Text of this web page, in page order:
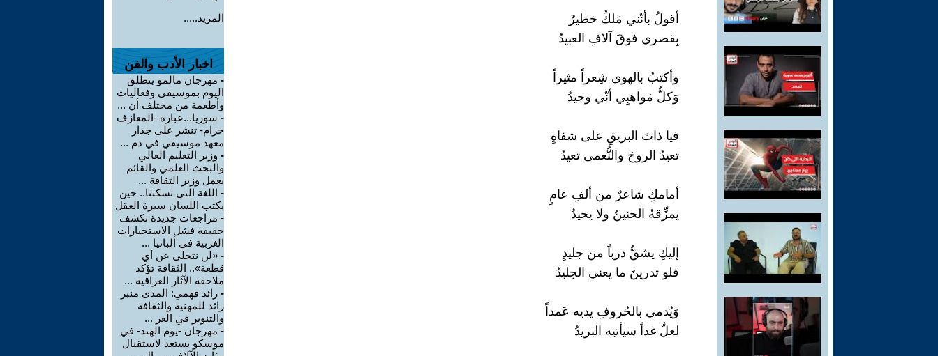
أقولُ بأنّني مَلكٌ خطيرٌ
بِقصري فوقَ آلافِ العبيدُ
وأكتبُ بالهوى شِعراً مثيراً
وَكلُّ مَواهبِي أنّي وحيدُ
فيا ذاتَ البريقِ على شفاهٍ
تعيدُ الروحَ والنُّعمى تعيدُ
أمامكِ شاعرٌ من ألفِ عامٍ
يمزِّقهُ الحنينُ ولا يحيدُ
إليكِ يشقُّ درباً من جليدٍ
فلو تدرينَ ما يعني الجليدُ
وَيُدمي بالحُروفِ يديه عَمداً
لعلَّ غداً سيأتيه البريدُ
المزيد.....
اخبار الأدب والفن
- مهرجان مالمو ينطلق
اليوم بموسيقى وفعاليات
وأطعمة من مختلف أن ...
- سوريا...عبارة -المعازف
حرام- تنشر على جدار
معهد موسيقي في دم ...
- وزير التعليم العالي
والبحث العلمي والقائم
بعمل وزير الثقافة ...
- اللغة التي تسكننا.. حين
يكتب اللسان سيرة العقل
- مراجعات جديدة تكشف
حقيقة فشل الاستخبارات
الغربية في ألبانيا ...
- «لن نتخلى عن أي
قطعة».. الثقافة تؤكد
ملاحقة الآثار العراقية ...
- رائد فهمي: المدى منبر
رائد للمهنية والثقافة
والتنوير في العر ...
- مهرجان -يوم الهند- في
موسكو يستعد لاستقبال